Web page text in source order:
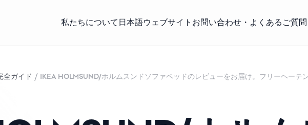
私たちについて 日本語ウェブサイト お問い合わせ・よくあるご質問
全ガイド / IKEA HOLMSUND/ホルムスンドソファベッドのレビューをお届け。フリーヘーテ